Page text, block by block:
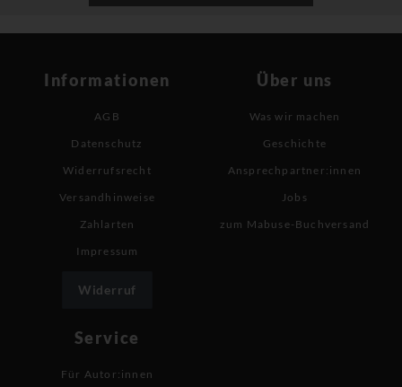
Informationen
AGB
Datenschutz
Widerrufsrecht
Versandhinweise
Zahlarten
Impressum
Widerruf
Über uns
Was wir machen
Geschichte
Ansprechpartner:innen
Jobs
zum Mabuse-Buchversand
Service
Für Autor:innen